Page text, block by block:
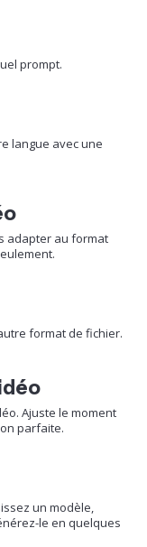
prompt.
langue avec une
adapter au format
format de fichier.
Ajuste le moment
parfaite.
un modèle,
le en quelques